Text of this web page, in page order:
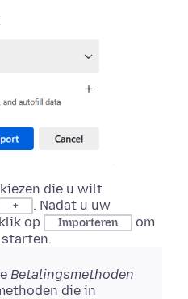
die u wilt
+
. Nadat u uw
op
Importeren
om
Betalingsmethoden
die in